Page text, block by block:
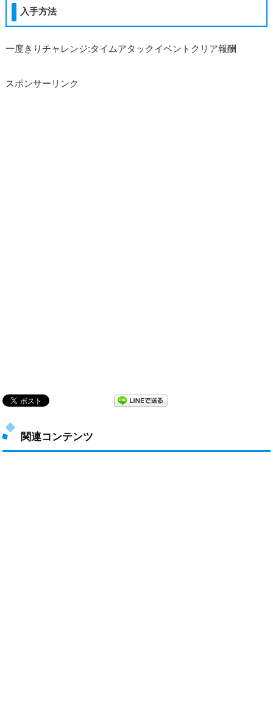
入手方法
一度きりチャレンジ:タイムアタックイベントクリア報酬
スポンサーリンク
関連コンテンツ